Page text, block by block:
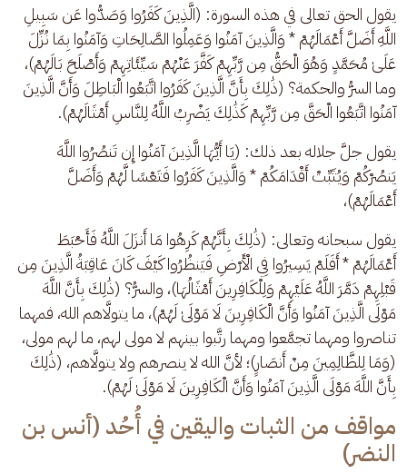
يقول الحق تعالى في هذه السورة: (الَّذِينَ كَفَرُوا وَصَدُّوا عَن سَبِيلِ
اللَّهِ أَضَلَّ أَعْمَالَهُمْ * وَالَّذِينَ آمَنُوا وَعَمِلُوا الصَّالِحَاتِ وَآمَنُوا بِمَا نُزِّلَ
عَلَىٰ مُحَمَّدٍ وَهُوَ الْحَقُّ مِن رَّبِّهِمْ كَفَّرَ عَنْهُمْ سَيِّئَاتِهِمْ وَأَصْلَحَ بَالَهُمْ)،
وما السرُّ والحكمة؟ (ذَٰلِكَ بِأَنَّ الَّذِينَ كَفَرُوا اتَّبَعُوا الْبَاطِلَ وَأَنَّ الَّذِينَ
آمَنُوا اتَّبَعُوا الْحَقَّ مِن رَّبِّهِمْ كَذَٰلِكَ يَضْرِبُ اللَّهُ لِلنَّاسِ أَمْثَالَهُمْ).
يقول جلَّ جلاله بعد ذلك: (يَا أَيُّهَا الَّذِينَ آمَنُوا إِن تَنصُرُوا اللَّهَ
يَنصُرْكُمْ وَيُثَبِّتْ أَقْدَامَكُمْ * وَالَّذِينَ كَفَرُوا فَتَعْسًا لَّهُمْ وَأَضَلَّ
أَعْمَالَهُمْ)،
يقول سبحانه وتعالى: (ذَٰلِكَ بِأَنَّهُمْ كَرِهُوا مَا أَنزَلَ اللَّهُ فَأَحْبَطَ
أَعْمَالَهُمْ * أَفَلَمْ يَسِيرُوا فِي الْأَرْضِ فَيَنظُرُوا كَيْفَ كَانَ عَاقِبَةُ الَّذِينَ مِن
قَبْلِهِمْ دَمَّرَ اللَّهُ عَلَيْهِمْ وَلِلْكَافِرِينَ أَمْثَالُهَا)، والسرُّ؟ (ذَٰلِكَ بِأَنَّ اللَّهَ
مَوْلَى الَّذِينَ آمَنُوا وَأَنَّ الْكَافِرِينَ لَا مَوْلَىٰ لَهُمْ)، ما يتولَّاهم الله، فمهما
تناصروا ومهما تجمَّعوا ومهما رتَّبوا بينهم لا مولى لهم، ما لهم مولى،
(وَمَا لِلظَّالِمِينَ مِنْ أَنصَارٍ)؛ لأنَّ الله لا ينصرهم ولا يتولَّاهم، (ذَٰلِكَ
بِأَنَّ اللَّهَ مَوْلَى الَّذِينَ آمَنُوا وَأَنَّ الْكَافِرِينَ لَا مَوْلَىٰ لَهُمْ).
مواقف من الثبات واليقين في أُحُد (أنس بن
النضر)